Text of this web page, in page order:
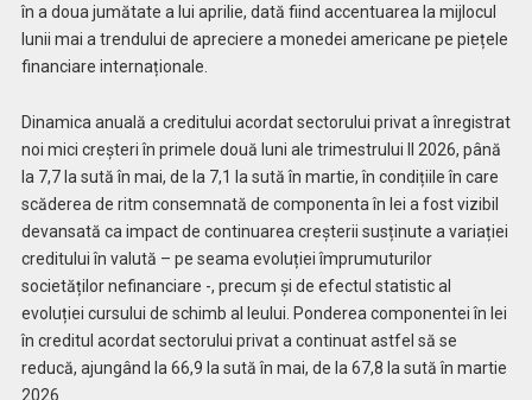
în a doua jumătate a lui aprilie, dată fiind accentuarea la mijlocul
lunii mai a trendului de apreciere a monedei americane pe piețele
financiare internaționale.
Dinamica anuală a creditului acordat sectorului privat a înregistrat
noi mici creșteri în primele două luni ale trimestrului II 2026, până
la 7,7 la sută în mai, de la 7,1 la sută în martie, în condițiile în care
scăderea de ritm consemnată de componenta în lei a fost vizibil
devansată ca impact de continuarea creșterii susținute a variației
creditului în valută – pe seama evoluției împrumuturilor
societăților nefinanciare -, precum și de efectul statistic al
evoluției cursului de schimb al leului. Ponderea componentei în lei
în creditul acordat sectorului privat a continuat astfel să se
reducă, ajungând la 66,9 la sută în mai, de la 67,8 la sută în martie
2026.